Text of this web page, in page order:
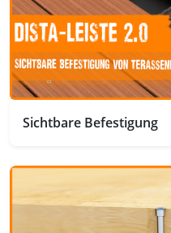
Sichtbare Befestigung